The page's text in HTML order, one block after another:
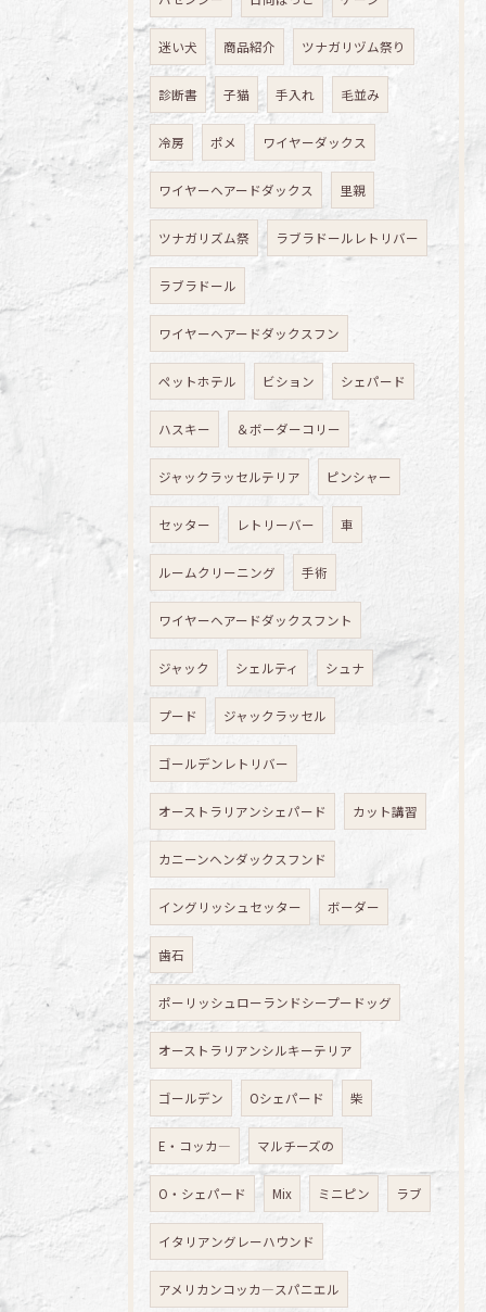
迷い犬 商品紹介 ツナガリヅム祭り
診断書 子猫 手入れ 毛並み
冷房 ポメ ワイヤーダックス
ワイヤーヘアードダックス 里親
ツナガリズム祭 ラブラドールレトリバー
ラブラドール
ワイヤーヘアードダックスフン
ペットホテル ビション シェパード
ハスキー ＆ボーダーコリー
ジャックラッセルテリア ピンシャー
セッター レトリーバー 車
ルームクリーニング 手術
ワイヤーヘアードダックスフント
ジャック シェルティ シュナ
プード ジャックラッセル
ゴールデンレトリバー
オーストラリアンシェパード カット講習
カニーンヘンダックスフンド
イングリッシュセッター ボーダー
歯石
ポーリッシュローランドシープードッグ
オーストラリアンシルキーテリア
ゴールデン Oシェパード 柴
E・コッカ― マルチーズの
O・シェパード Mix ミニピン ラブ
イタリアングレーハウンド
アメリカンコッカ―スパニエル